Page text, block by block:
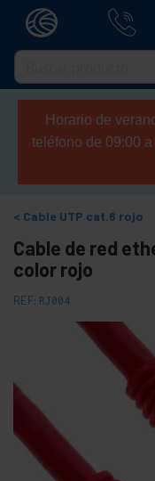
Horario de
teléfono de 09:00
Cable UTP cat.6 rojo
Cable de red
color rojo
REF: RJ004